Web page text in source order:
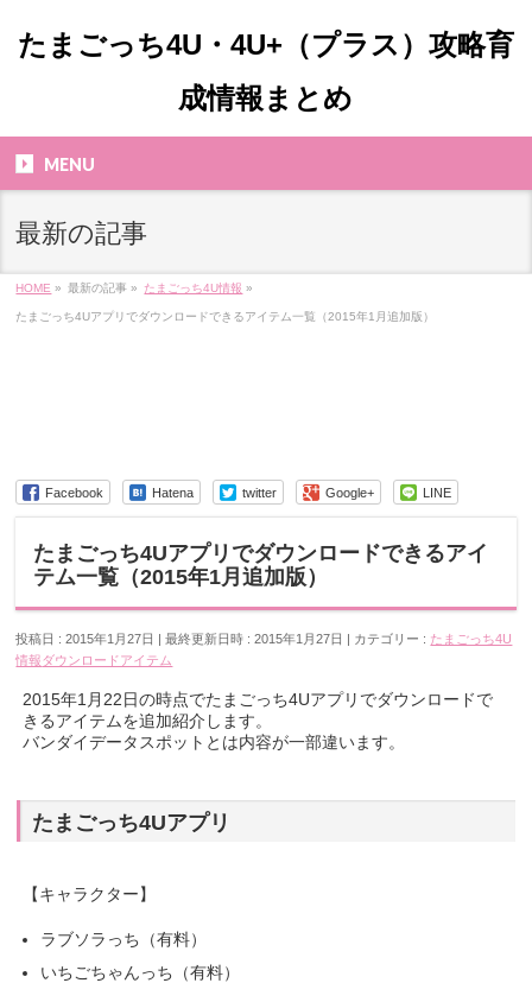
たまごっち4U・4U+（プラス）攻略育
成情報まとめ
MENU
最新の記事
HOME » 最新の記事 » たまごっち4U情報 »
たまごっち4Uアプリでダウンロードできるアイテム一覧（2015年1月追加版）
Facebook Hatena twitter Google+ LINE
たまごっち4Uアプリでダウンロードできるアイ
テム一覧（2015年1月追加版）
投稿日 : 2015年1月27日 最終更新日時 : 2015年1月27日 カテゴリー : たまごっち4U
情報ダウンロードアイテム
2015年1月22日の時点でたまごっち4Uアプリでダウンロードで
きるアイテムを追加紹介します。
バンダイデータスポットとは内容が一部違います。
たまごっち4Uアプリ
【キャラクター】
ラブソラっち（有料）
いちごちゃんっち（有料）